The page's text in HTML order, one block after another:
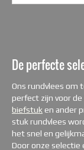
De perfecte
Ons rundvlees om
perfect zijn voor de
biefstuk en ander
stuk rundvlees
het snel en
Door onze selectie